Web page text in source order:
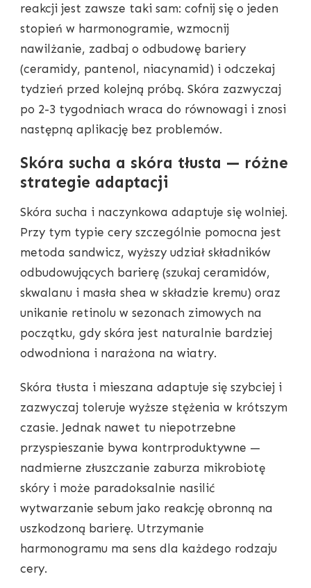
reakcji jest zawsze taki sam: cofnij się o jeden
stopień w harmonogramie, wzmocnij
nawilżanie, zadbaj o odbudowę bariery
(ceramidy, pantenol, niacynamid) i odczekaj
tydzień przed kolejną próbą. Skóra zazwyczaj
po 2-3 tygodniach wraca do równowagi i znosi
następną aplikację bez problemów.
Skóra sucha a skóra tłusta — różne
strategie adaptacji
Skóra sucha i naczynkowa adaptuje się wolniej.
Przy tym typie cery szczególnie pomocna jest
metoda sandwicz, wyższy udział składników
odbudowujących barierę (szukaj ceramidów,
skwalanu i masła shea w składzie kremu) oraz
unikanie retinolu w sezonach zimowych na
początku, gdy skóra jest naturalnie bardziej
odwodniona i narażona na wiatry.
Skóra tłusta i mieszana adaptuje się szybciej i
zazwyczaj toleruje wyższe stężenia w krótszym
czasie. Jednak nawet tu niepotrzebne
przyspieszanie bywa kontrproduktywne —
nadmierne złuszczanie zaburza mikrobiotę
skóry i może paradoksalnie nasilić
wytwarzanie sebum jako reakcję obronną na
uszkodzoną barierę. Utrzymanie
harmonogramu ma sens dla każdego rodzaju
cery.